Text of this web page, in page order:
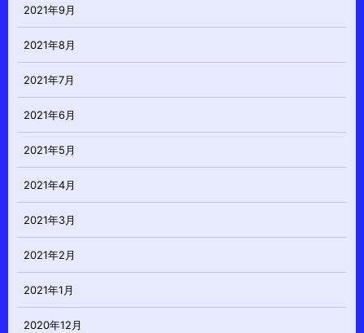
2021年9月
2021年8月
2021年7月
2021年6月
2021年5月
2021年4月
2021年3月
2021年2月
2021年1月
2020年12月